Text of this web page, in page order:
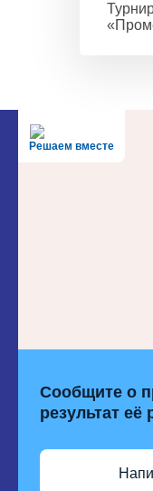
Решаем вместе
Сообщите о
результат её